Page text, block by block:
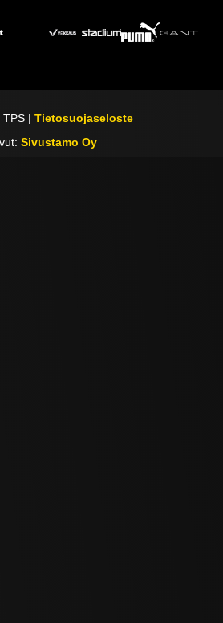
TPS |Tietosuojaseloste
Sivustamo Oy